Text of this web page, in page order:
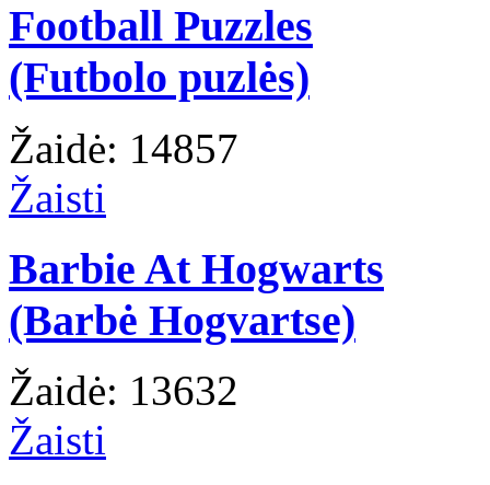
Football Puzzles
(Futbolo puzlės)
Žaidė: 14857
Žaisti
Barbie At Hogwarts
(Barbė Hogvartse)
Žaidė: 13632
Žaisti